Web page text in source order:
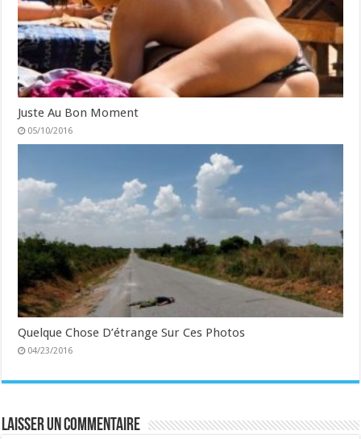
Juste Au Bon Moment
05/10/2016
Quelque Chose D’étrange Sur Ces Photos
04/23/2016
Laisser un commentaire